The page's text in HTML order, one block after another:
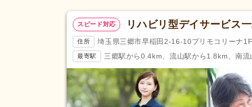
スピード対応 リハビリ型デイサービス
住所 埼玉県三郷市早稲田2-16-10プリモコリーナ1F
最寄駅 三郷駅から0.4km、流山駅から1.8km、南